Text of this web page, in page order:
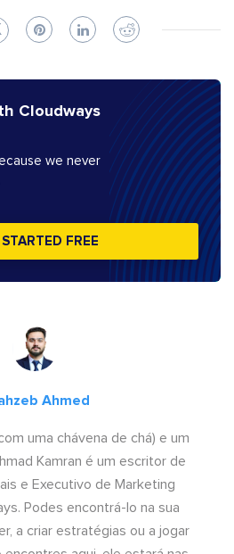
Cloudways
we never
FREE
Ahmed
uma chávena de chá) e um
Kamran é um escritor de
e Executivo de Marketing
Podes encontrá-lo na sua
a criar estratégias ou a jogar